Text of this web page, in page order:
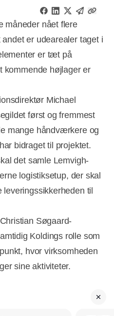
måneder nået flere
er udearealer taget i
er tæt på
kommende højlager er
Michael
først og fremmest
mange håndværkere og
bidraget til projektet.
det samle Lemvigh-
logistiksetup, der skal
til
Søgaard-
Koldings rolle som
hvor virksomheden
sine aktiviteter.